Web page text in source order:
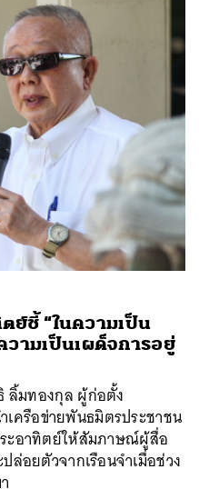
ย์ชี้ “ในความเป็น
ามเป็นเผด็จการอยู่
ลิ้มทองกุล ผู้ก่อตั้ง
ครือข่ายพันธมิตรประชาชน
ะอาทิตย์ให้สัมภาษณ์ผู้สื่อ
ล่อยตัวจากเรือนจำเมื่อช่วง
LINE EMAIL